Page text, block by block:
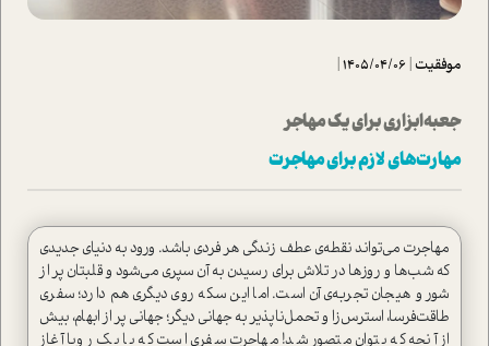
موفقیت|
1405/04/06
|
جعبه‌ابزاری برای یک مهاجر
مهارت‌های لازم برای مهاجرت
مهاجرت می‌تواند نقطه‌ی عطف زندگی هر فردی باشد. ورود به دنیای جدیدی
که شب‌ها و روزها در تلاش برای‌ رسیدن به آن سپری می‌شود و قلبتان پر از
شور و هیجان تجربه‌ی آن است. اما این سکه روی دیگری هم دارد؛ سفری
طاقت‌فرسا، استرس‌زا و تحمل‌ناپذیر به جهانی دیگر؛ جهانی پر از ابهام، بیش
از آنچه که بتوان متصور شد! مهاجرت سفری است که با یک رویا آغاز